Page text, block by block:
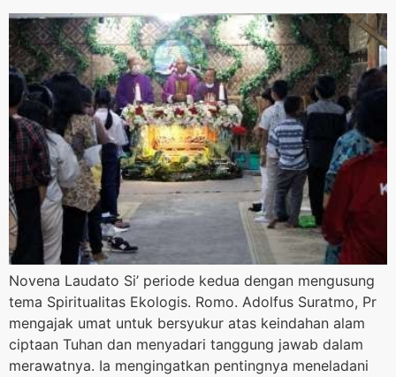
Novena Laudato Si’ periode kedua dengan mengusung
tema Spiritualitas Ekologis. Romo. Adolfus Suratmo, Pr
mengajak umat untuk bersyukur atas keindahan alam
ciptaan Tuhan dan menyadari tanggung jawab dalam
merawatnya. Ia mengingatkan pentingnya meneladani